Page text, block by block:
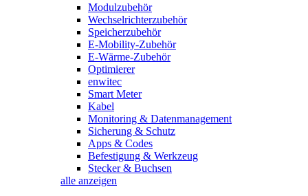
Modulzubehör
Wechselrichterzubehör
Speicherzubehör
E-Mobility-Zubehör
E-Wärme-Zubehör
Optimierer
enwitec
Smart Meter
Kabel
Monitoring & Datenmanagement
Sicherung & Schutz
Apps & Codes
Befestigung & Werkzeug
Stecker & Buchsen
alle anzeigen